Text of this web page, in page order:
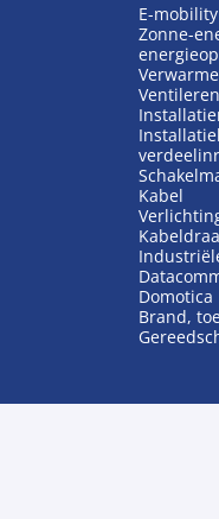
E-mobility
Zonne-
Ventileren
Kabel
Domotica
Brand,